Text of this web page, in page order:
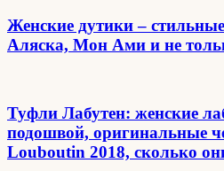
Женские дутики –
Аляска, Мон Ами и не
Туфли Лабутен: женские
подошвой, оригинальные
Louboutin 2018, сколько